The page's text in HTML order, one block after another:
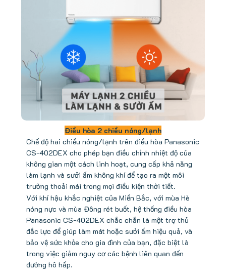
Điều hòa 2 chiều nóng/lạnh
Chế độ hai chiều nóng/lạnh trên điều hòa Panasonic
CS-402DEX cho phép bạn điều chỉnh nhiệt độ của
không gian một cách linh hoạt, cung cấp khả năng
làm lạnh và sưởi ấm không khí để tạo ra một môi
trường thoải mái trong mọi điều kiện thời tiết.
Với khí hậu khắc nghiệt của Miền Bắc, với mùa Hè
nóng nực và mùa Đông rét buốt, hệ thống điều hòa
Panasonic CS-402DEX chắc chắn là một trợ thủ
đắc lực để giúp làm mát hoặc sưởi ấm hiệu quả, và
bảo vệ sức khỏe cho gia đình của bạn, đặc biệt là
trong việc giảm nguy cơ các bệnh liên quan đến
đường hô hấp.